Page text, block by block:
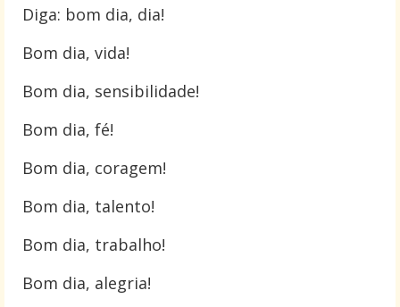
Diga: bom dia, dia!
Bom dia, vida!
Bom dia, sensibilidade!
Bom dia, fé!
Bom dia, coragem!
Bom dia, talento!
Bom dia, trabalho!
Bom dia, alegria!